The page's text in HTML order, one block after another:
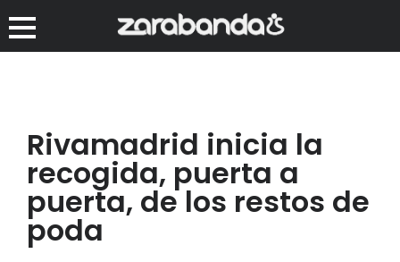
Rivamadrid inicia la
recogida, puerta a
puerta, de los restos de
poda